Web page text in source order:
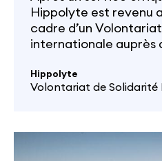
Hippolyte est revenu
cadre d’un
internationale auprès
à piloter le projet
Essentiels sur l’île
Hippolyte
Volontariat de Solidarité